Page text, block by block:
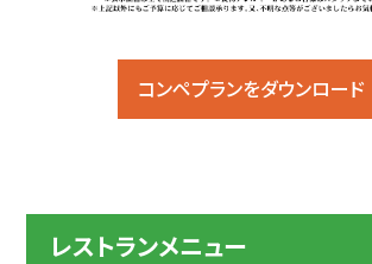
コンペプランをダウンロード
レストランメニュー